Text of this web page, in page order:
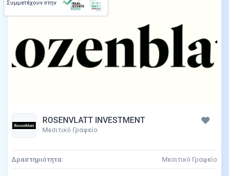
Συμμετέχουν στην
ROSENVLATT INVESTMENT
Μεσιτικό Γραφείο
Δραστηριότητα: Μεσιτικό Γραφείο